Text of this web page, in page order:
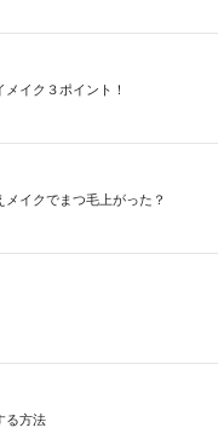
イク３ポイント！
イクでまつ毛上がった？
る方法